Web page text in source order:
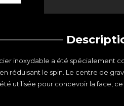
inoxydable a été spécialement
réduisant le spin. Le centre de
utilisée pour concevoir la face,